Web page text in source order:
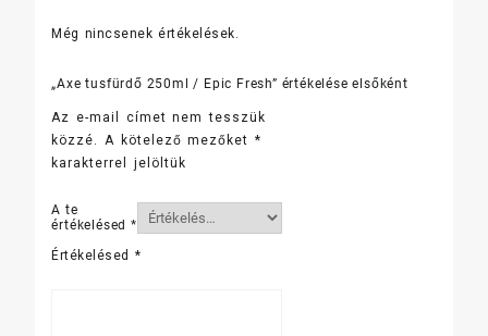
Még nincsenek értékelések.
„Axe tusfürdő 250ml / Epic Fresh” értékelése elsőként
Az e-mail címet nem tesszük
közzé.
A kötelező mezőket *
karakterrel jelöltük
A te
értékelésed*
Értékelésed *